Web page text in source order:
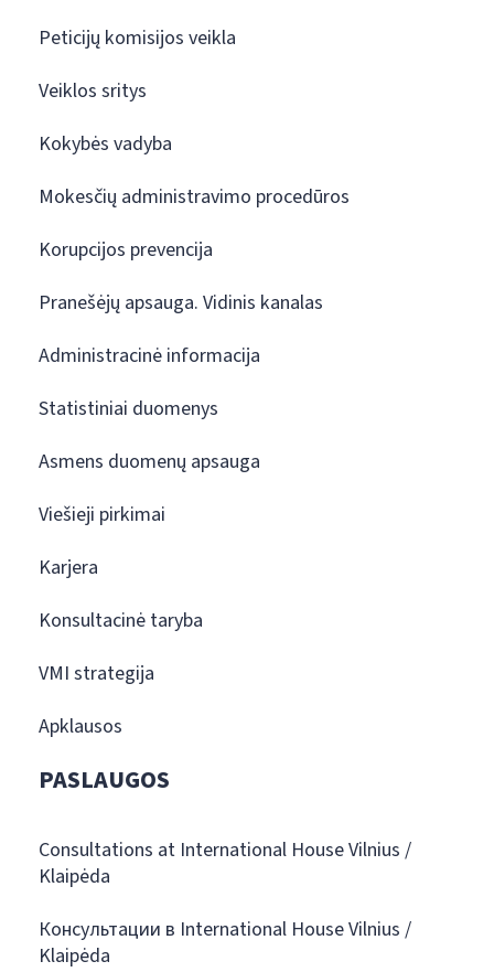
Peticijų komisijos veikla
Veiklos sritys
Kokybės vadyba
Mokesčių administravimo procedūros
Korupcijos prevencija
Pranešėjų apsauga. Vidinis kanalas
Administracinė informacija
Statistiniai duomenys
Asmens duomenų apsauga
Viešieji pirkimai
Karjera
Konsultacinė taryba
VMI strategija
Apklausos
PASLAUGOS
Consultations at International House Vilnius /
Klaipėda
Консультации в International House Vilnius /
Klaipėda